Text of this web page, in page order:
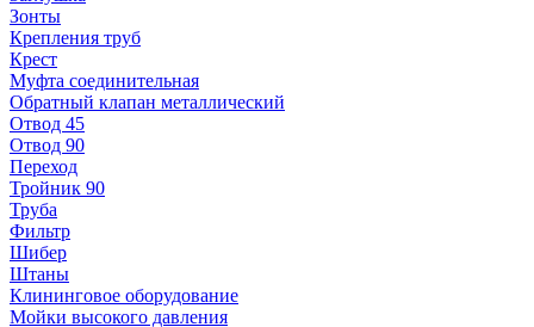
Зонты
Крепления труб
Крест
Муфта соединительная
Обратный клапан металлический
Отвод 45
Отвод 90
Переход
Тройник 90
Труба
Фильтр
Шибер
Штаны
Клининговое оборудование
Мойки высокого давления